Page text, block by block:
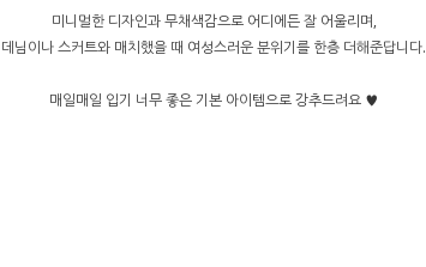
미니멀한 디자인과 무채색감으로 어디에든 잘 어울리며,
데님이나 스커트와 매치했을 때 여성스러운 분위기를 한층 더해준답니다.
매일매일 입기 너무 좋은 기본 아이템으로 강추드려요 ♥